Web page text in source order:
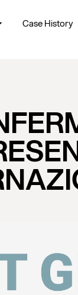
Case History